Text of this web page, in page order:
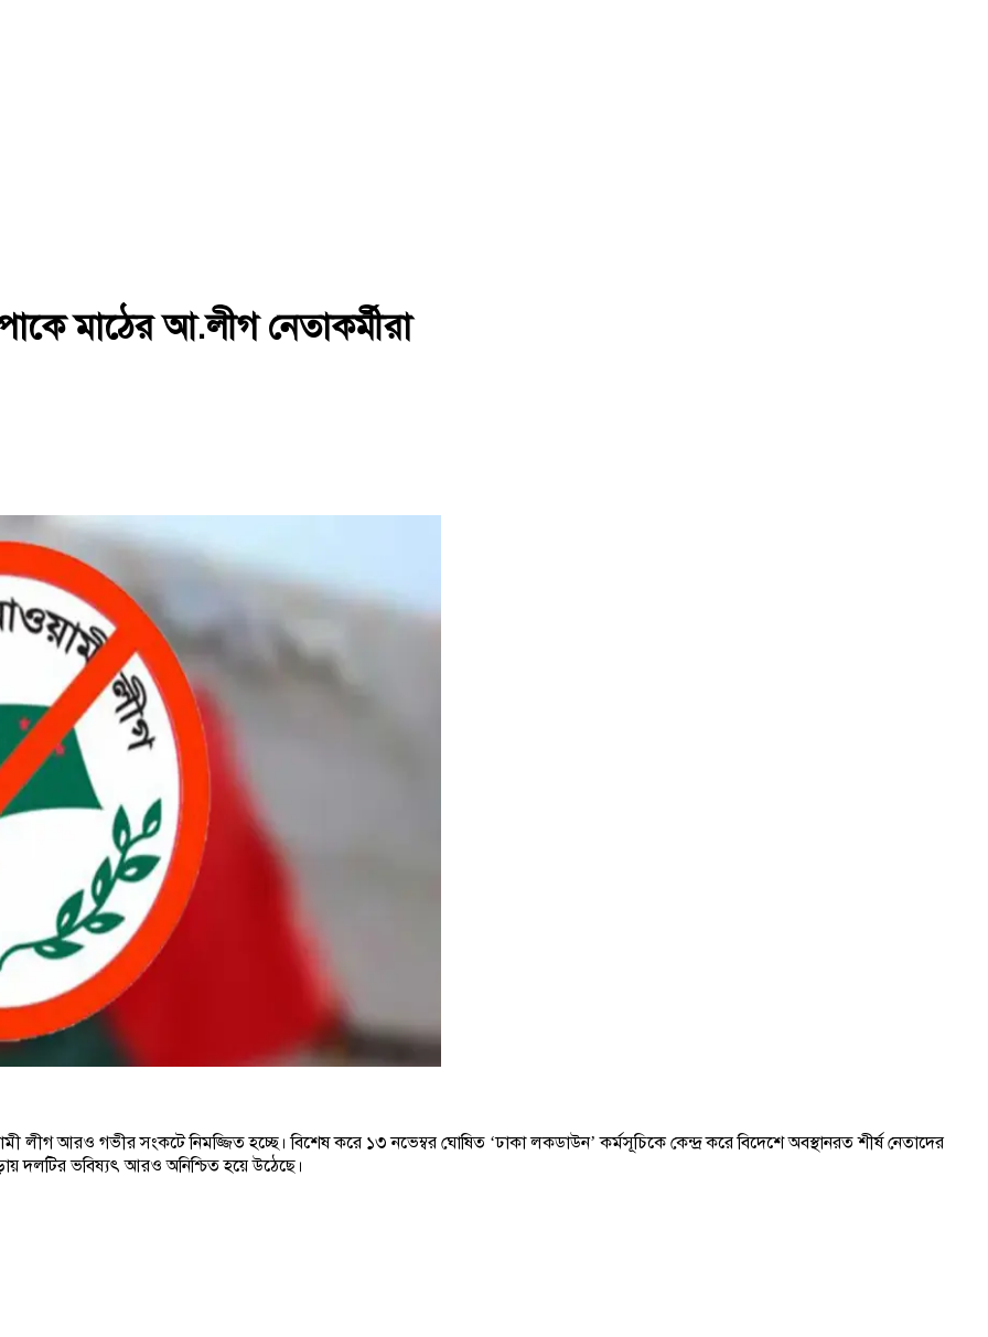
মাঠের আ.লীগ নেতাকর্মীরা
লীগ আরও গভীর সংকটে নিমজ্জিত হচ্ছে। বিশেষ করে ১৩ নভেম্বর ঘোষিত ‘ঢাকা লকডাউন’ কর্মসূচিকে কেন্দ্র করে বিদেশে অবস্থানরত শীর্ষ নেতাদের
দলটির ভবিষ্যৎ আরও অনিশ্চিত হয়ে উঠেছে।